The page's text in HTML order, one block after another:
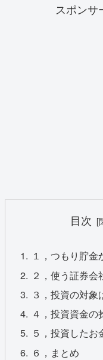
スポンサ
目次
１，つもり貯
２，使う証券会
３，投資の対象
４，投資資金の
５，投資したお
６，まとめ